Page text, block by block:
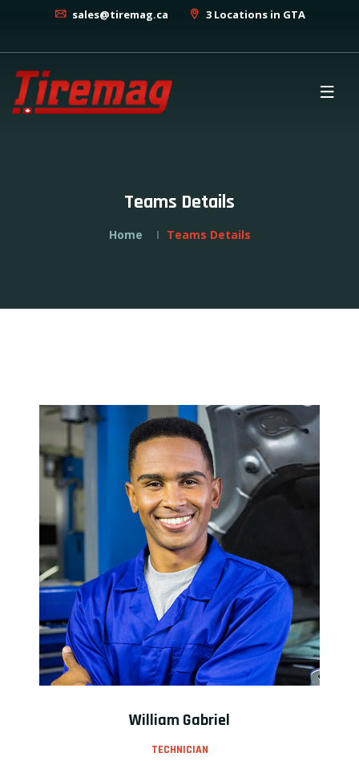
sales@tiremag.ca 3 Locations in GTA
Teams Details
Home Teams Details
William Gabriel
TECHNICIAN